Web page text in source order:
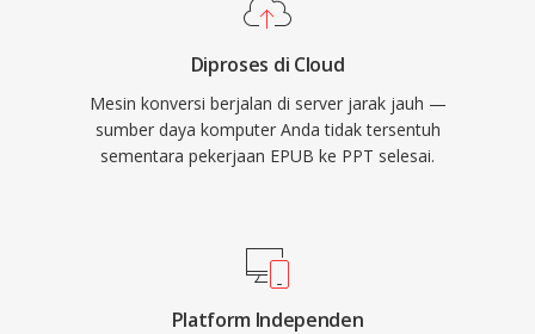
Diproses di Cloud
Mesin konversi berjalan di server jarak jauh —
sumber daya komputer Anda tidak tersentuh
sementara pekerjaan EPUB ke PPT selesai.
Platform Independen